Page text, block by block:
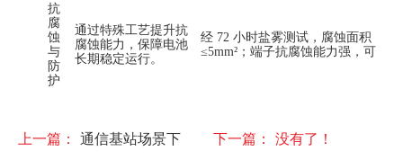
抗
腐
蚀
与
防
护
通过特殊工艺提升抗
腐蚀能力，保障电池
长期稳定运行。
经 72 小时盐雾测试，腐蚀面积
≤5mm²；端子抗腐蚀能力强，可
上一篇： 通信基站场景下 下一篇： 没有了！